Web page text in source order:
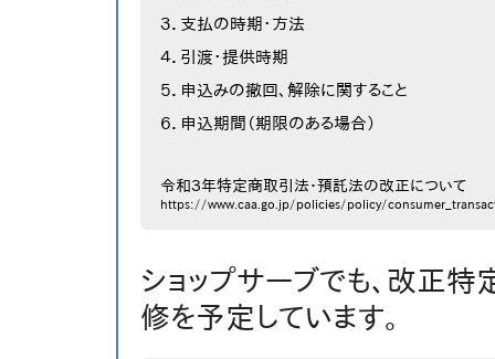
３．支払の時期・方法
４．引渡・提供時期
５．申込みの撤回、解除に関すること
６．申込期間（期限のある場合）
令和３年特定商取引法・預託法の改正について
https://www.caa.go.jp/policies/policy/
ショップサーブでも、改正
修を予定しています。